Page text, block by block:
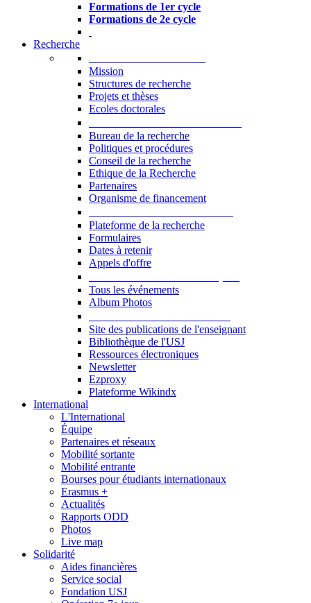
Formations de 1er cycle
Formations de 2e cycle
Recherche
Mission
Structures de recherche
Projets et thèses
Ecoles doctorales
Bureau de la recherche
Politiques et procédures
Conseil de la recherche
Ethique de la Recherche
Partenaires
Organisme de financement
Plateforme de la recherche
Formulaires
Dates à retenir
Appels d'offre
Tous les événements
Album Photos
Site des publications de l'enseignant
Bibliothèque de l'USJ
Ressources électroniques
Newsletter
Ezproxy
Plateforme Wikindx
International
L'International
Équipe
Partenaires et réseaux
Mobilité sortante
Mobilité entrante
Bourses pour étudiants internationaux
Erasmus +
Actualités
Rapports ODD
Photos
Live map
Solidarité
Aides financières
Service social
Fondation USJ